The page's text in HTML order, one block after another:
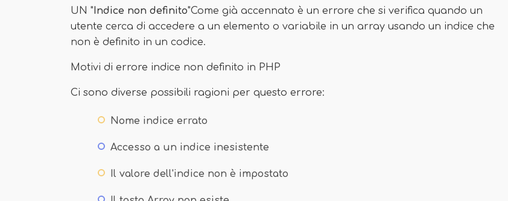
UN "Indice non definito"Come già accennato è un errore che si verifica quando un
utente cerca di accedere a un elemento o variabile in un array usando un indice che
non è definito in un codice.
Motivi di errore indice non definito in PHP
Ci sono diverse possibili ragioni per questo errore:
Nome indice errato
Accesso a un indice inesistente
Il valore dell'indice non è impostato